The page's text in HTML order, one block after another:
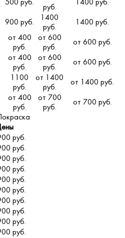
500 руб.
руб.
1400 руб.
900 руб.
1400
руб.
1400 руб.
от 400
руб.
от 600
руб.
от 600 руб.
от 400
руб.
от 600
руб.
от 600 руб.
1100
руб.
от 1400
руб.
от 1400 руб.
от 400
руб.
от 700
руб.
от 700 руб.
руб.
руб.
руб.
руб.
руб.
руб.
руб.
руб.
руб.
руб.